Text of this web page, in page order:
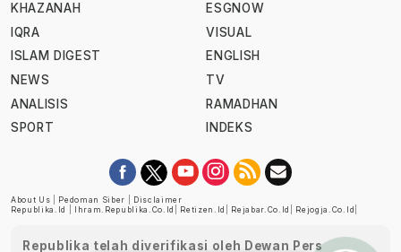
KHAZANAH
IQRA
ISLAM DIGEST
NEWS
ANALISIS
SPORT
ESGNOW
VISUAL
ENGLISH
TV
RAMADHAN
INDEKS
About Us Pedoman Siber
Disclaimer
Republika.id
Ihram.republika.co.id Retizen.id Rejabar.co.id Rejogja.co.id
Republika telah diverifikasi oleh Dewan Pers